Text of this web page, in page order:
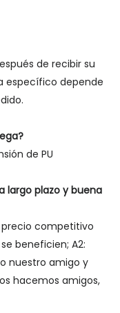
de recibir su
específico depende
de PU
largo plazo y buena
precio competitivo
beneficien; A2:
nuestro amigo y
hacemos amigos,